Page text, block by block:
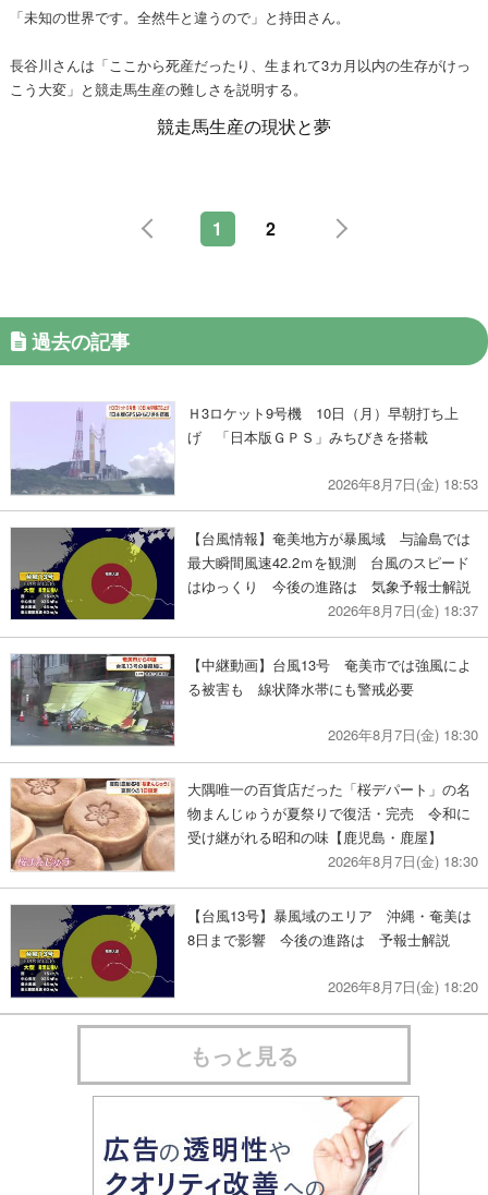
「未知の世界です。全然牛と違うので」と持田さん。
長谷川さんは「ここから死産だったり、生まれて3カ月以内の生存がけっ
こう大変」と競走馬生産の難しさを説明する。
競走馬生産の現状と夢
1 2
過去の記事
Ｈ3ロケット9号機 10日（月）早朝打ち上
げ 「日本版ＧＰＳ」みちびきを搭載
2026年8月7日(金) 18:53
【台風情報】奄美地方が暴風域 与論島では
最大瞬間風速42.2ｍを観測 台風のスピード
はゆっくり 今後の進路は 気象予報士解説
2026年8月7日(金) 18:37
【中継動画】台風13号 奄美市では強風によ
る被害も 線状降水帯にも警戒必要
2026年8月7日(金) 18:30
大隅唯一の百貨店だった「桜デパート」の名
物まんじゅうが夏祭りで復活・完売 令和に
受け継がれる昭和の味【鹿児島・鹿屋】
2026年8月7日(金) 18:30
【台風13号】暴風域のエリア 沖縄・奄美は
8日まで影響 今後の進路は 予報士解説
2026年8月7日(金) 18:20
もっと見る